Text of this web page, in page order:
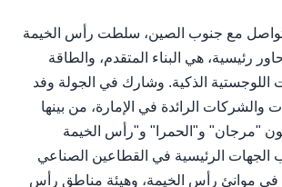
مع جنوب الصين، سلطت رأس الخيمة
رئيسية، هي البناء المتقدم، والطاقة
اللوجستية الذكية. وشارك في الجولة وفد
الرائدة في الإمارة، من بينها
"مرجان" و"الحمرا" و"رأس الخيمة
الجهات الرئيسية في القطاعين الصناعي
في موانئ رأس الخيمة، وهيئة مناطق رأس